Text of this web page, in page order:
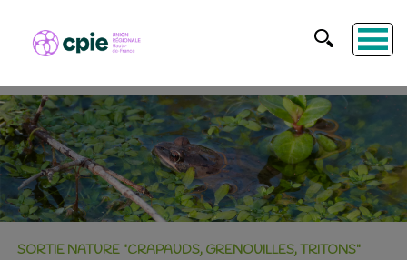
SORTIE NATURE "CRAPAUDS, GRENOUILLES, TRITONS"